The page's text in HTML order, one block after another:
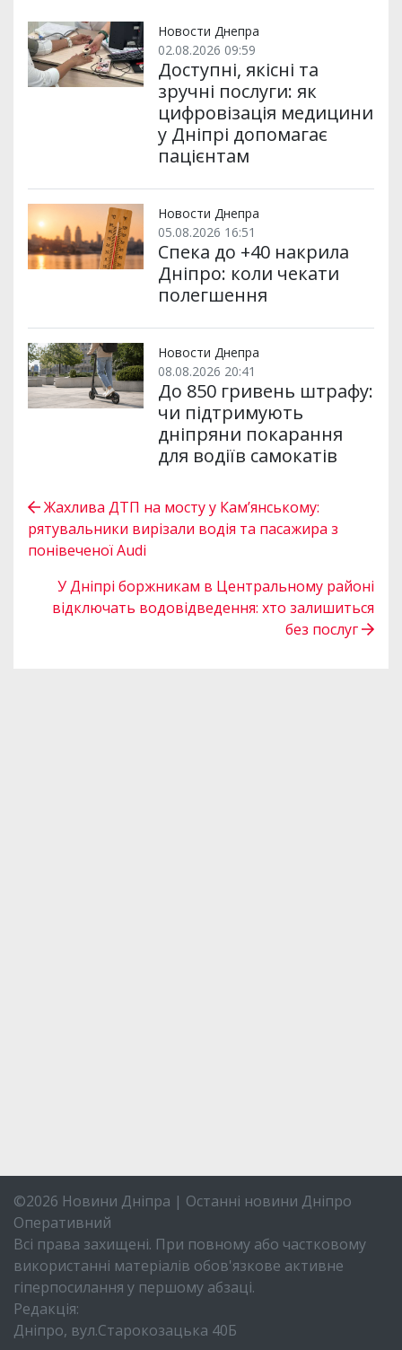
Новости Днепра
02.08.2026 09:59
Доступні, якісні та
зручні послуги: як
цифровізація медицини
у Дніпрі допомагає
пацієнтам
Новости Днепра
05.08.2026 16:51
Спека до +40 накрила
Дніпро: коли чекати
полегшення
Новости Днепра
08.08.2026 20:41
До 850 гривень штрафу:
чи підтримують
дніпряни покарання
для водіїв самокатів
Жахлива ДТП на мосту у Кам’янському:
рятувальники вирізали водія та пасажира з
понівеченої Audi
У Дніпрі боржникам в Центральному районі
відключать водовідведення: хто залишиться
без послуг
©2026 Новини Дніпра | Останні новини Дніпро
Оперативний
Всі права захищені. При повному або частковому
використанні матеріалів обов'язкове активне
гіперпосилання у першому абзаці.
Редакція:
Дніпро, вул.Старокозацька 40Б